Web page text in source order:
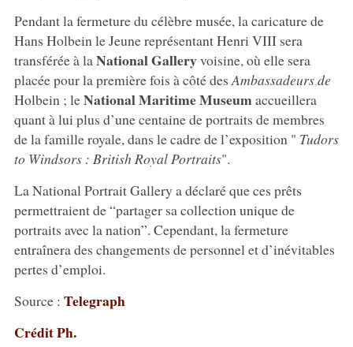
Pendant la fermeture du célèbre musée, la caricature de
Hans Holbein le Jeune représentant Henri VIII sera
transférée à la National Galleryvoisine, où elle sera
placée pour la première fois à côté des Ambassadeurs de
Holbein ; leNational Maritime Museumaccueillera
quant à lui plus d’une centaine de portraits de membres
de la famille royale, dans le cadre de l’exposition " Tudors
to Windsors : British Royal Portraits".
La National Portrait Gallery a déclaré que ces prêts
permettraient de “partager sa collection unique de
portraits avec la nation”. Cependant, la fermeture
entraînera des changements de personnel et d’inévitables
pertes d’emploi.
Source : Telegraph
Crédit Ph.